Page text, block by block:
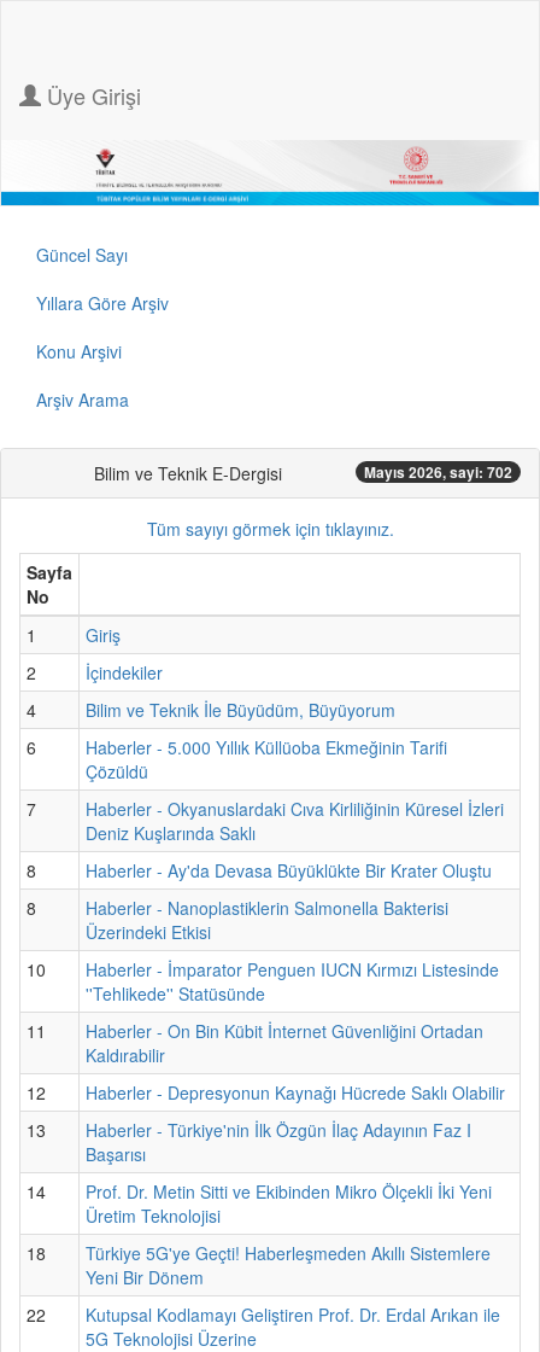
Üye Girişi
Güncel Sayı
Yıllara Göre Arşiv
Konu Arşivi
Arşiv Arama
Bilim ve Teknik E-Dergisi Mayıs 2026, sayi: 702
Tüm sayıyı görmek için tıklayınız.
Sayfa
No
1
Giriş
2
İçindekiler
4
Bilim ve Teknik İle Büyüdüm, Büyüyorum
6
Haberler - 5.000 Yıllık Küllüoba Ekmeğinin Tarifi
Çözüldü
7
Haberler - Okyanuslardaki Cıva Kirliliğinin Küresel İzleri
Deniz Kuşlarında Saklı
8
Haberler - Ay'da Devasa Büyüklükte Bir Krater Oluştu
8
Haberler - Nanoplastiklerin Salmonella Bakterisi
Üzerindeki Etkisi
10
Haberler - İmparator Penguen IUCN Kırmızı Listesinde
''Tehlikede'' Statüsünde
11
Haberler - On Bin Kübit İnternet Güvenliğini Ortadan
Kaldırabilir
12
Haberler - Depresyonun Kaynağı Hücrede Saklı Olabilir
13
Haberler - Türkiye'nin İlk Özgün İlaç Adayının Faz I
Başarısı
14
Prof. Dr. Metin Sitti ve Ekibinden Mikro Ölçekli İki Yeni
Üretim Teknolojisi
18
Türkiye 5G'ye Geçti! Haberleşmeden Akıllı Sistemlere
Yeni Bir Dönem
22
Kutupsal Kodlamayı Geliştiren Prof. Dr. Erdal Arıkan ile
5G Teknolojisi Üzerine